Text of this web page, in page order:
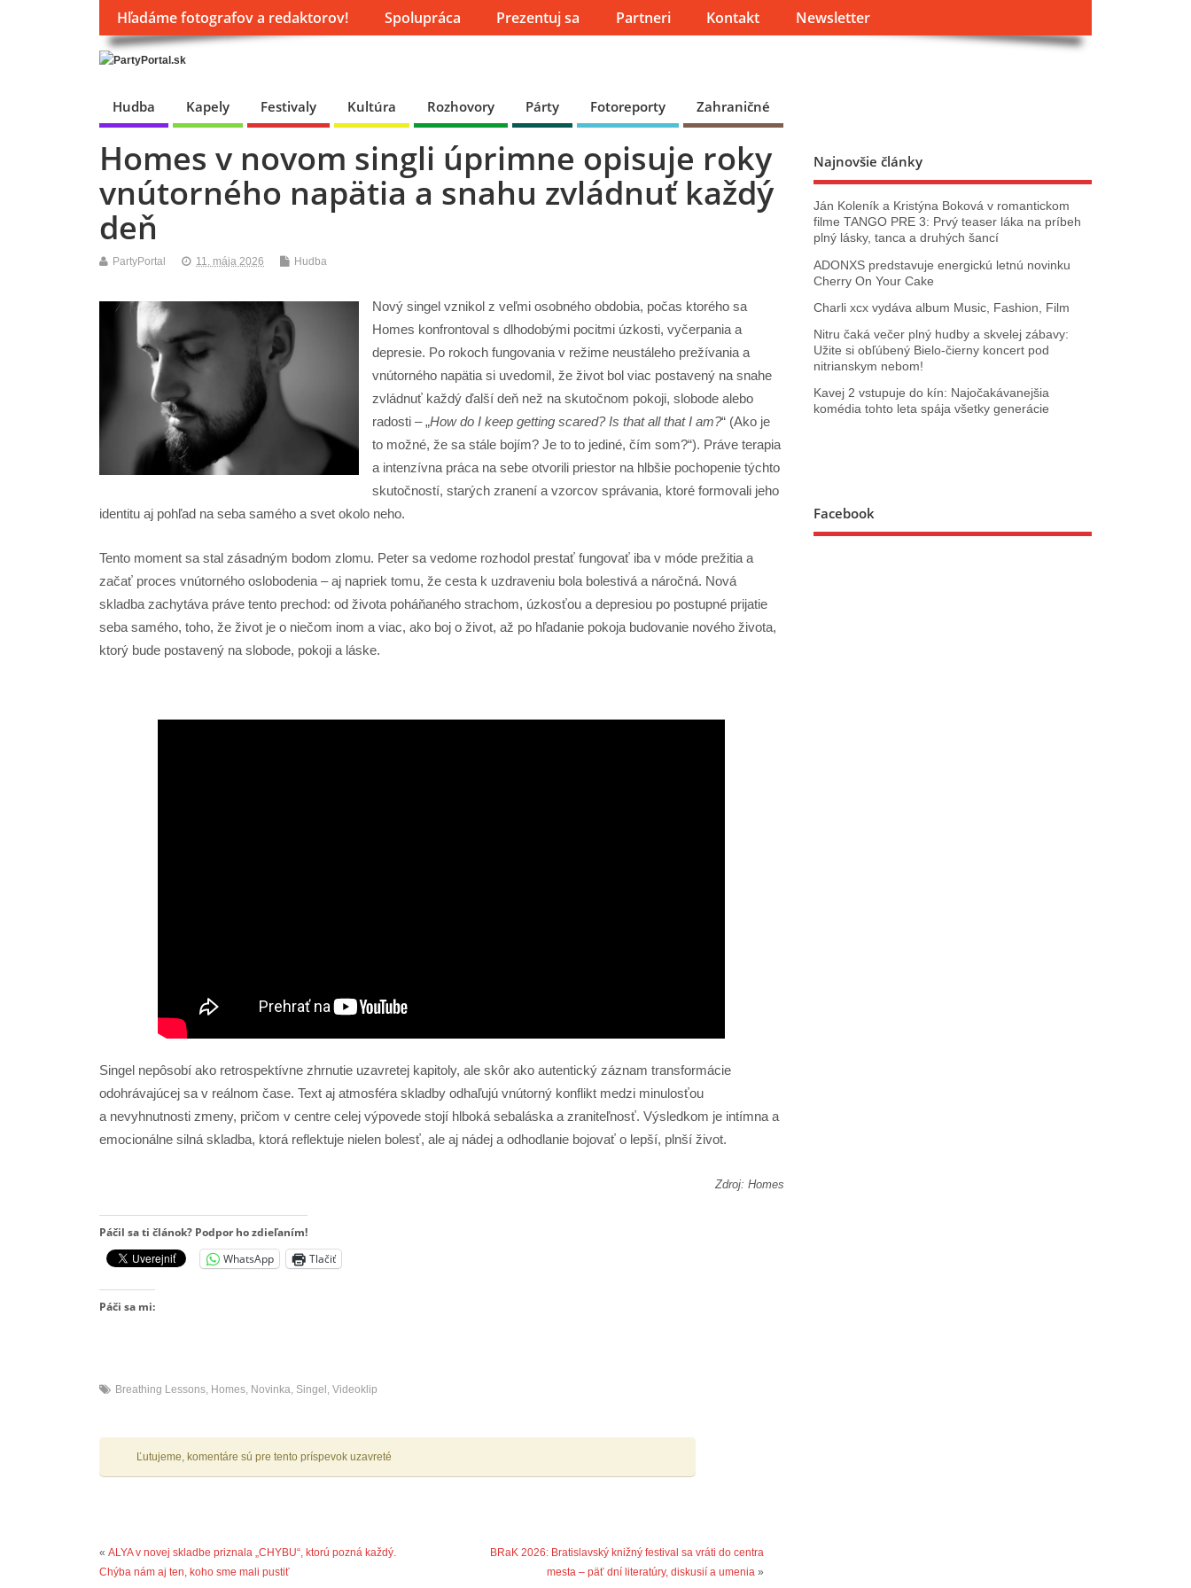
Hľadáme fotografov a redaktorov! Spolupráca Prezentuj sa Partneri Kontakt Newsletter
Hudba Kapely Festivaly Kultúra Rozhovory Párty Fotoreporty Zahraničné
Homes v novom singli úprimne opisuje roky
vnútorného napätia a snahu zvládnuť každý
deň
PartyPortal 11. mája 2026 Hudba
Nový singel vznikol z veľmi osobného obdobia, počas ktorého sa
Homes konfrontoval s dlhodobými pocitmi úzkosti, vyčerpania a
depresie. Po rokoch fungovania v režime neustáleho prežívania a
vnútorného napätia si uvedomil, že život bol viac postavený na snahe
zvládnuť každý ďalší deň než na skutočnom pokoji, slobode alebo
radosti – „How do I keep getting scared? Is that all that I am?“ (Ako je
to možné, že sa stále bojím? Je to to jediné, čím som?“). Práve terapia
a intenzívna práca na sebe otvorili priestor na hlbšie pochopenie týchto
skutočností, starých zranení a vzorcov správania, ktoré formovali jeho
identitu aj pohľad na seba samého a svet okolo neho.
Tento moment sa stal zásadným bodom zlomu. Peter sa vedome rozhodol prestať fungovať iba v móde prežitia a
začať proces vnútorného oslobodenia – aj napriek tomu, že cesta k uzdraveniu bola bolestivá a náročná. Nová
skladba zachytáva práve tento prechod: od života poháňaného strachom, úzkosťou a depresiou po postupné prijatie
seba samého, toho, že život je o niečom inom a viac, ako boj o život, až po hľadanie pokoja budovanie nového života,
ktorý bude postavený na slobode, pokoji a láske.
Singel nepôsobí ako retrospektívne zhrnutie uzavretej kapitoly, ale skôr ako autentický záznam transformácie
odohrávajúcej sa v reálnom čase. Text aj atmosféra skladby odhaľujú vnútorný konflikt medzi minulosťou
a nevyhnutnosti zmeny, pričom v centre celej výpovede stojí hlboká sebaláska a zraniteľnosť. Výsledkom je intímna a
emocionálne silná skladba, ktorá reflektuje nielen bolesť, ale aj nádej a odhodlanie bojovať o lepší, plnší život.
Zdroj: Homes
Páčil sa ti článok? Podpor ho zdieľaním!
WhatsApp
Tlačiť
Páči sa mi:
Breathing Lessons, Homes, Novinka, Singel , Videoklip
Ľutujeme, komentáre sú pre tento príspevok uzavreté
« ALYA v novej skladbe priznala „CHYBU“, ktorú pozná každý.
Chýba nám aj ten, koho sme mali pustiť
BRaK 2026: Bratislavský knižný festival sa vráti do centra
mesta – päť dní literatúry, diskusií a umenia»
Najnovšie články
Ján Koleník a Kristýna Boková v romantickom
filme TANGO PRE 3: Prvý teaser láka na príbeh
plný lásky, tanca a druhých šancí
ADONXS predstavuje energickú letnú novinku
Cherry On Your Cake
Charli xcx vydáva album Music, Fashion, Film
Nitru čaká večer plný hudby a skvelej zábavy:
Užite si obľúbený Bielo-čierny koncert pod
nitrianskym nebom!
Kavej 2 vstupuje do kín: Najočakávanejšia
komédia tohto leta spája všetky generácie
Facebook